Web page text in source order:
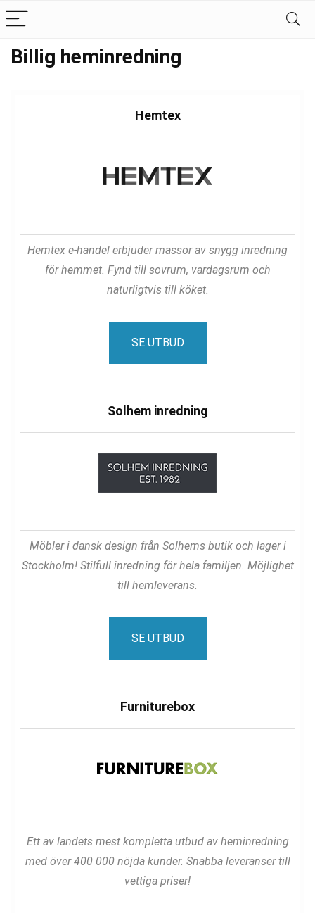
Billig heminredning
Hemtex
Hemtex e-handel erbjuder massor av snygg inredning
för hemmet. Fynd till sovrum, vardagsrum och
naturligtvis till köket.
SE UTBUD
Solhem inredning
Möbler i dansk design från Solhems butik och lager i
Stockholm! Stilfull inredning för hela familjen. Möjlighet
till hemleverans.
SE UTBUD
Furniturebox
Ett av landets mest kompletta utbud av heminredning
med över 400 000 nöjda kunder. Snabba leveranser till
vettiga priser!